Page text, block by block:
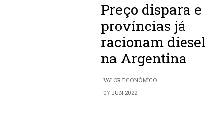
Preço dispara e
províncias já
racionam diesel
na Argentina
VALOR ECONÔMICO
07 JUN 2022